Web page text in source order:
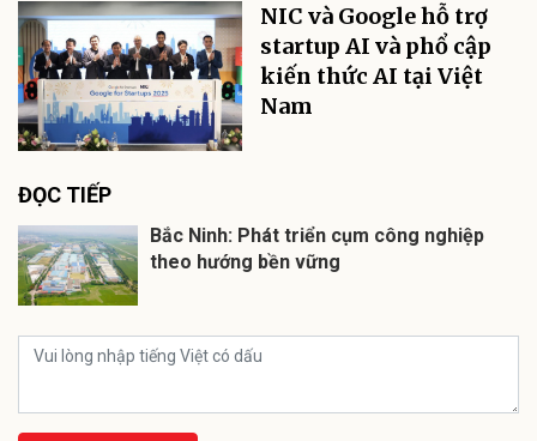
NIC và Google hỗ trợ
startup AI và phổ cập
kiến thức AI tại Việt
Nam
ĐỌC TIẾP
Bắc Ninh: Phát triển cụm công nghiệp
theo hướng bền vững